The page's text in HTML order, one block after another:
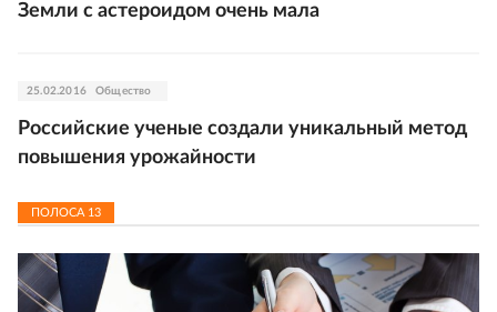
Земли с астероидом очень мала
25.02.2016 Общество
Российские ученые создали уникальный метод
повышения урожайности
ПОЛОСА 13